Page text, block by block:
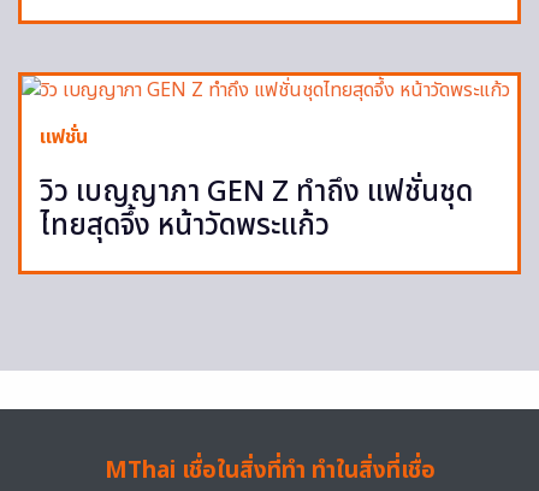
แฟชั่น
วิว เบญญาภา GEN Z ทำถึง แฟชั่นชุด
ไทยสุดจึ้ง หน้าวัดพระแก้ว
MThai เชื่อในสิ่งที่ทำ ทำในสิ่งที่เชื่อ